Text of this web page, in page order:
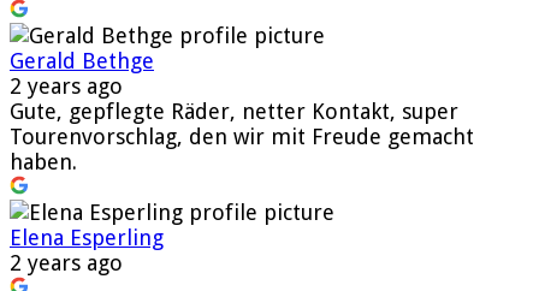
Gerald Bethge
2 years ago
Gute, gepflegte Räder, netter Kontakt, super
Tourenvorschlag, den wir mit Freude gemacht
haben.
Elena Esperling
2 years ago